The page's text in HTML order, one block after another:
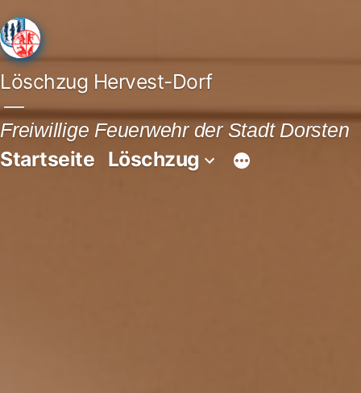
Löschzug Hervest-Dorf
Freiwillige Feuerwehr der Stadt Dorsten
Startseite Löschzug